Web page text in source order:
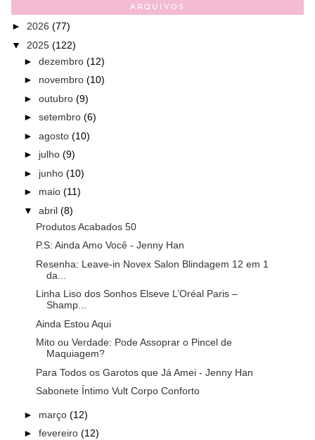
ARQUIVOS
► 2026 (77)
▼ 2025 (122)
► dezembro (12)
► novembro (10)
► outubro (9)
► setembro (6)
► agosto (10)
► julho (9)
► junho (10)
► maio (11)
▼ abril (8)
Produtos Acabados 50
P.S: Ainda Amo Você - Jenny Han
Resenha: Leave-in Novex Salon Blindagem 12 em 1
da...
Linha Liso dos Sonhos Elseve L’Oréal Paris –
Shamp...
Ainda Estou Aqui
Mito ou Verdade: Pode Assoprar o Pincel de
Maquiagem?
Para Todos os Garotos que Já Amei - Jenny Han
Sabonete Íntimo Vult Corpo Conforto
► março (12)
► fevereiro (12)